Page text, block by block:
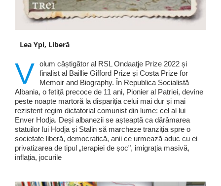
Lea Ypi, Liberă
V olum câștigător al RSL Ondaatje Prize 2022 și
finalist al Baillie Gifford Prize și Costa Prize for
Memoir and Biography. În Republica Socialistă
Albania, o fetiță precoce de 11 ani, Pionier al Patriei, devine
peste noapte martoră la dispariția celui mai dur și mai
rezistent regim dictatorial comunist din lume: cel al lui
Enver Hodja. Deși albanezii se așteaptă ca dărâmarea
statuilor lui Hodja și Stalin să marcheze tranziția spre o
societate liberă, democratică, anii ce urmează aduc cu ei
privatizarea de tipul „terapiei de șoc", imigrația masivă,
inflația, jocurile